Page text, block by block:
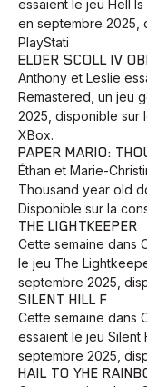
essaient le jeu Hell
en septembre 2025,
PlayStati
ELDER SCOLL IV
Anthony et Leslie
Remastered, un jeu
2025, disponible sur
XBox.
PAPER MARIO:
Éthan et Marie-
Thousand year old
Disponible sur la
THE LIGHTKEEPER
Cette semaine dans
le jeu The
septembre 2025,
SILENT HILL F
Cette semaine dans
essaient le jeu Silent
septembre 2025,
HAIL TO YHE